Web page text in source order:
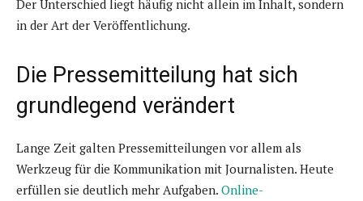
Der Unterschied liegt häufig nicht allein im Inhalt, sondern
in der Art der Veröffentlichung.
Die Pressemitteilung hat sich
grundlegend verändert
Lange Zeit galten Pressemitteilungen vor allem als
Werkzeug für die Kommunikation mit Journalisten. Heute
erfüllen sie deutlich mehr Aufgaben. Online-